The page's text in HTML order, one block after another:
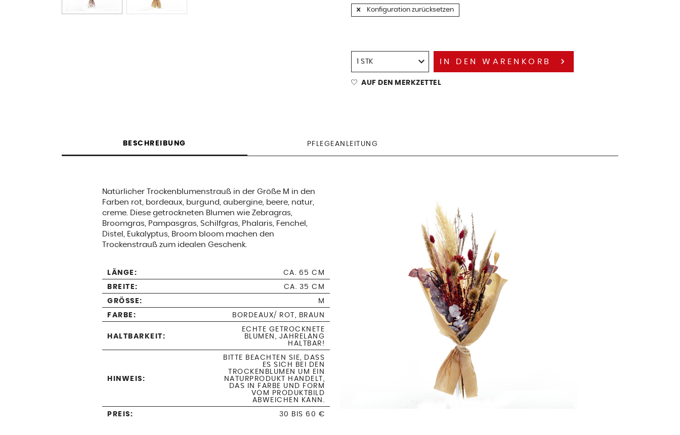
Konfiguration zurücksetzen
IN DEN WARENKORB
AUF DEN MERKZETTEL
BESCHREIBUNG PFLEGEANLEITUNG
Natürlicher Trockenblumenstrauß in der Größe M in den
Farben rot, bordeaux, burgund, aubergine, beere, natur,
creme. Diese getrockneten Blumen wie Zebragras,
Broomgras, Pampasgras, Schilfgras, Phalaris, Fenchel,
Distel, Eukalyptus, Broom bloom machen den
Trockenstrauß zum idealen Geschenk.
LÄNGE:
CA. 65 CM
BREITE:
CA. 35 CM
GRÖSSE:
M
FARBE:
BORDEAUX/ ROT, BRAUN
HALTBARKEIT:
ECHTE GETROCKNETE
BLUMEN, JAHRELANG
HALTBAR!
HINWEIS:
BITTE BEACHTEN SIE, DASS
ES SICH BEI DEN
TROCKENBLUMEN UM EIN
NATURPRODUKT HANDELT,
DAS IN FARBE UND FORM
VOM PRODUKTBILD
ABWEICHEN KANN.
PREIS:
30 BIS 60 €